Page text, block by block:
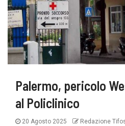
Palermo, pericolo
al Policlinico
20 Agosto 2025 Redazione